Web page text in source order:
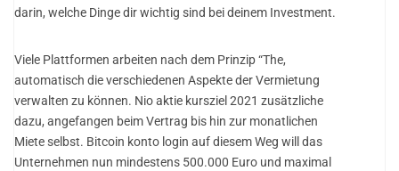
darin, welche Dinge dir wichtig sind bei deinem Investment.
Viele Plattformen arbeiten nach dem Prinzip “The,
automatisch die verschiedenen Aspekte der Vermietung
verwalten zu können. Nio aktie kursziel 2021 zusätzliche
dazu, angefangen beim Vertrag bis hin zur monatlichen
Miete selbst. Bitcoin konto login auf diesem Weg will das
Unternehmen nun mindestens 500.000 Euro und maximal